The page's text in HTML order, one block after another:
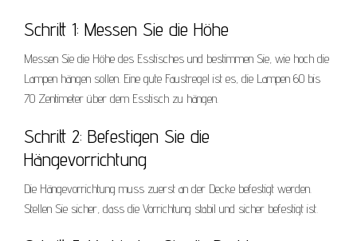
Schritt 1: Messen Sie die Höhe
Messen Sie die Höhe des Esstisches und bestimmen Sie, wie hoch die
Lampen hängen sollen. Eine gute Faustregel ist es, die Lampen 60 bis
70 Zentimeter über dem Esstisch zu hängen.
Schritt 2: Befestigen Sie die
Hängevorrichtung
Die Hängevorrichtung muss zuerst an der Decke befestigt werden.
Stellen Sie sicher, dass die Vorrichtung stabil und sicher befestigt ist.